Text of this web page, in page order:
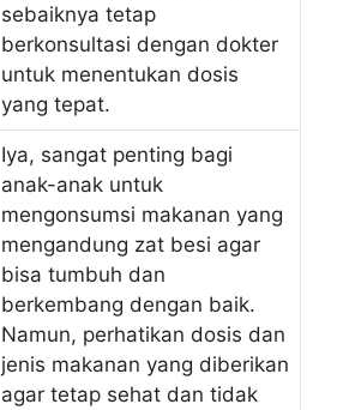
sebaiknya tetap
berkonsultasi dengan dokter
untuk menentukan dosis
yang tepat.
Iya, sangat penting bagi
anak-anak untuk
mengonsumsi makanan yang
mengandung zat besi agar
bisa tumbuh dan
berkembang dengan baik.
Namun, perhatikan dosis dan
jenis makanan yang diberikan
agar tetap sehat dan tidak